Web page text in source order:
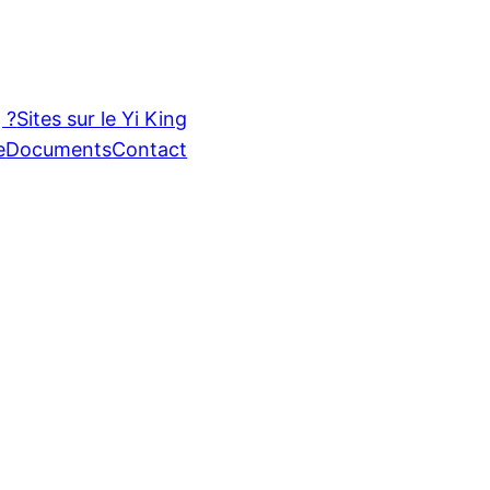
?Sites sur le Yi King
DocumentsContact